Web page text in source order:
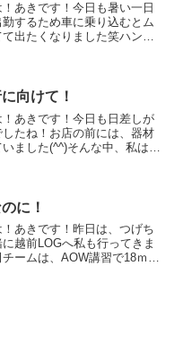
あきです！今日も暑い一日
するため車に乗り込むとム
出たくなりました笑ハンド
南越前へ行っ...
向けて！
！あきです！今日も日差しが
たね！お店の前には、器材
ました(^^)そんな中、私は店
みの間...
に！
あきです！昨日は、つげち
越前LOGへ私も行ってきま
チームは、AOW講習で18ｍを